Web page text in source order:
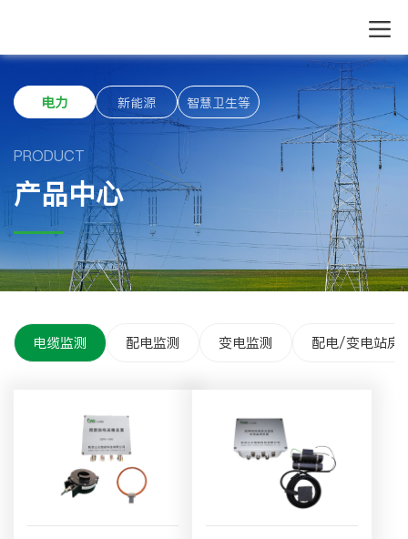
电力 新能源 智慧卫生等
PRODUCT
产品中心
电缆监测 配电监测 变电监测 配电/变电站房